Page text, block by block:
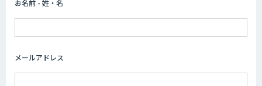
Dify開発支援
お名前 - 姓・名
メールアドレス